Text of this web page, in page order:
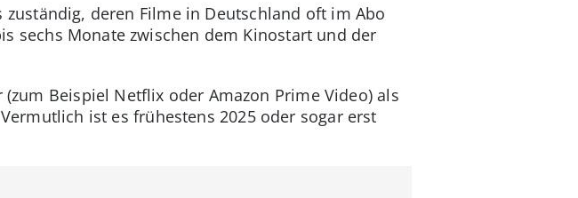
deren Filme in Deutschland oft im Abo
sechs Monate zwischen dem Kinostart und der
Beispiel Netflix oder Amazon Prime Video) als
ist es frühestens 2025 oder sogar erst